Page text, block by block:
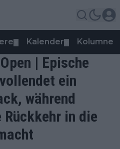
Kalender Kolumnen
| Epische
ein
während
in die